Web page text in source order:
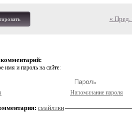
« Пред.
имя и пароль на сайте:
Напоминание пароля
смайлики